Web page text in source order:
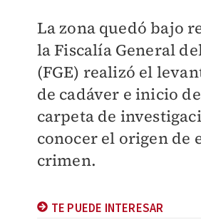
La zona quedó bajo
la Fiscalía General
(FGE) realizó el
de cadáver e inicio
carpeta de
conocer el origen de
crimen.
TE PUEDE INTERESAR